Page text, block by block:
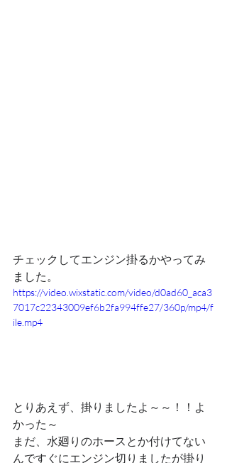
チェックしてエンジン掛るかやってみ
ました。
https://video.wixstatic.com/video/d0ad60_aca3
7017c22343009ef6b2fa994ffe27/360p/mp4/f
ile.mp4
とりあえず、掛りましたよ～～！！よ
かった～
まだ、水廻りのホースとか付けてない
んですぐにエンジン切りましたが掛り